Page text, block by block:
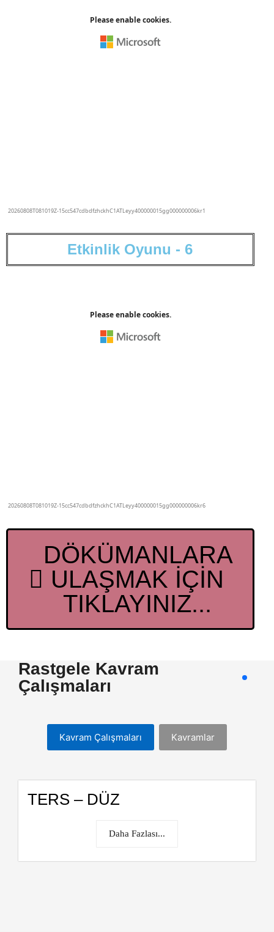
Etkinlik Oyunu - 6
DÖKÜMANLARA
ULAŞMAK İÇİN
TIKLAYINIZ...
Rastgele Kavram
Çalışmaları
Kavram Çalışmaları Kavramlar
TERS – DÜZ
Daha Fazlası...